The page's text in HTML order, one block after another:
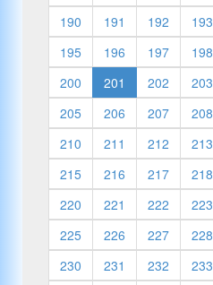
190
191 192 193
195
196 197 198
200
201 202 203
205
206 207 208
210
211 212 213
215
216 217 218
220
221 222 223
225
226 227 228
230
231 232 233